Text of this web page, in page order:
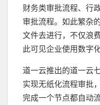
财务类审批流程、行
审批流程。如此繁杂
文件去进行，不仅浪
此可见企业使用数字
道一云推出的道一云
实现无纸化流程审批
完成一个节点都自动